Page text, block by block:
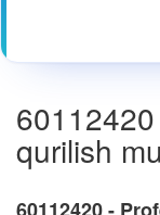
qurilish